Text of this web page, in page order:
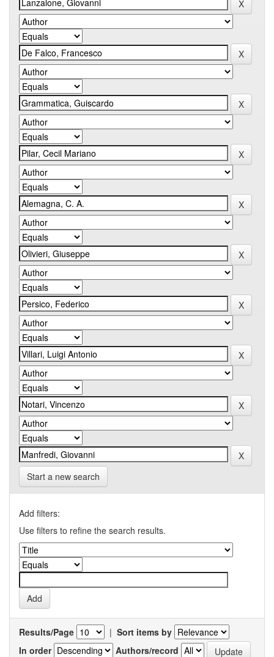
Start a new search
Add filters:
Use filters to refine the search results.
Results/Page | Sort items by
In order
Authors/record